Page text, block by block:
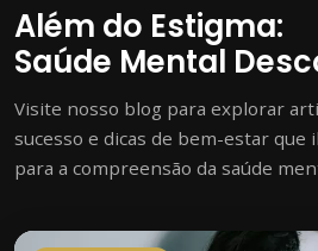
Além do Estigma:
Saúde Mental
Visite nosso blog para explorar
sucesso e dicas de bem-estar que
para a compreensão da saúde